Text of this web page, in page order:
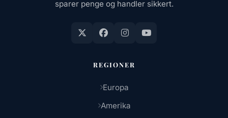
sparer penge og handler sikkert.
REGIONER
Europa
Amerika